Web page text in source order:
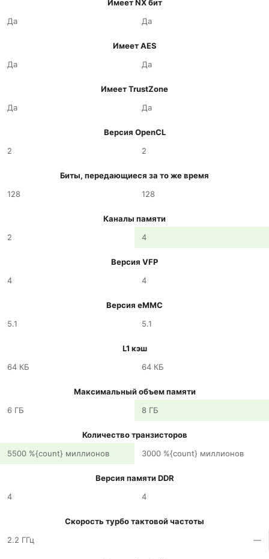
Имеет NX бит
Да
Да
Имеет AES
Да
Да
Имеет TrustZone
Да
Да
Версия OpenCL
2
2
Биты, передающиеся за то же время
128
128
Каналы памяти
2
4
Версия VFP
4
4
Версия eMMC
5.1
5.1
L1 кэш
64 КБ
64 КБ
Максимальный объем памяти
6 ГБ
8 ГБ
Количество транзисторов
5500 %{count} миллионов
3000 %{count} миллионов
Версия памяти DDR
4
4
Скорость турбо тактовой частоты
2.2 ГГц
—